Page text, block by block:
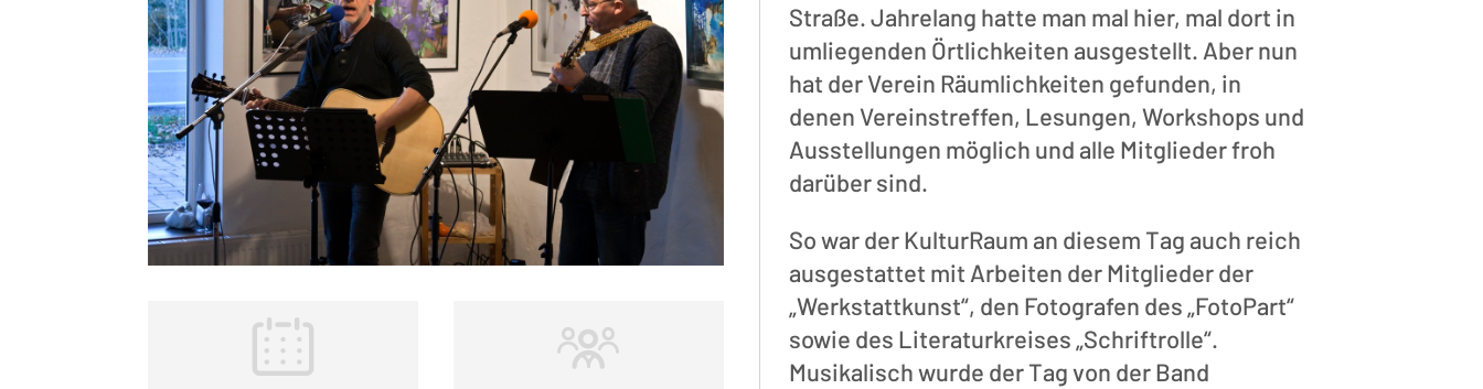
Straße. Jahrelang hatte man mal hier, mal dort in
umliegenden Örtlichkeiten ausgestellt. Aber nun
hat der Verein Räumlichkeiten gefunden, in
denen Vereinstreffen, Lesungen, Workshops und
Ausstellungen möglich und alle Mitglieder froh
darüber sind.
So war der KulturRaum an diesem Tag auch reich
ausgestattet mit Arbeiten der Mitglieder der
„Werkstattkunst“, den Fotografen des „FotoPart“
sowie des Literaturkreises „Schriftrolle“.
Musikalisch wurde der Tag von der Band